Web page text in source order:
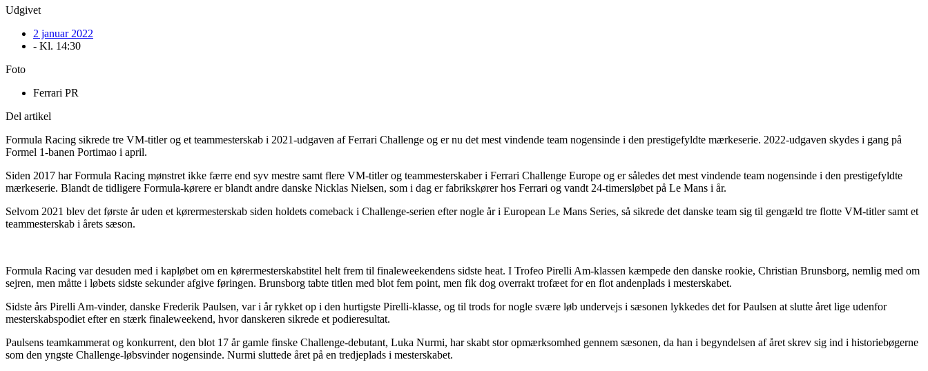
Udgivet
2 januar 2022
- Kl. 14:30
Foto
Ferrari PR
Del artikel
Formula Racing sikrede tre VM-titler og et teammesterskab i 2021-udgaven af Ferrari Challenge og er nu det mest vindende team nogensinde i den prestigefyldte mærkeserie. 2022-udgaven skydes i gang på
Formel 1-banen Portimao i april.
Siden 2017 har Formula Racing mønstret ikke færre end syv mestre samt flere VM-titler og teammesterskaber i Ferrari Challenge Europe og er således det mest vindende team nogensinde i den prestigefyldte
mærkeserie. Blandt de tidligere Formula-kørere er blandt andre danske Nicklas Nielsen, som i dag er fabrikskører hos Ferrari og vandt 24-timersløbet på Le Mans i år.
Selvom 2021 blev det første år uden et kørermesterskab siden holdets comeback i Challenge-serien efter nogle år i European Le Mans Series, så sikrede det danske team sig til gengæld tre flotte VM-titler samt et
teammesterskab i årets sæson.
Formula Racing var desuden med i kapløbet om en kørermesterskabstitel helt frem til finaleweekendens sidste heat. I Trofeo Pirelli Am-klassen kæmpede den danske rookie, Christian Brunsborg, nemlig med om
sejren, men måtte i løbets sidste sekunder afgive føringen. Brunsborg tabte titlen med blot fem point, men fik dog overrakt trofæet for en flot andenplads i mesterskabet.
Sidste års Pirelli Am-vinder, danske Frederik Paulsen, var i år rykket op i den hurtigste Pirelli-klasse, og til trods for nogle svære løb undervejs i sæsonen lykkedes det for Paulsen at slutte året lige udenfor
mesterskabspodiet efter en stærk finaleweekend, hvor danskeren sikrede et podieresultat.
Paulsens teamkammerat og konkurrent, den blot 17 år gamle finske Challenge-debutant, Luka Nurmi, har skabt stor opmærksomhed gennem sæsonen, da han i begyndelsen af året skrev sig ind i historiebøgerne
som den yngste Challenge-løbsvinder nogensinde. Nurmi sluttede året på en tredjeplads i mesterskabet.